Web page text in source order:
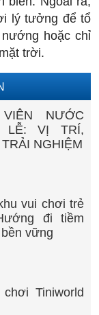
lý tưởng để tổ
hoặc chỉ
trời.
NƯỚC
LỄ: VỊ TRÍ,
NGHIỆM
vui chơi trẻ
đi tiềm
vững
Tiniworld